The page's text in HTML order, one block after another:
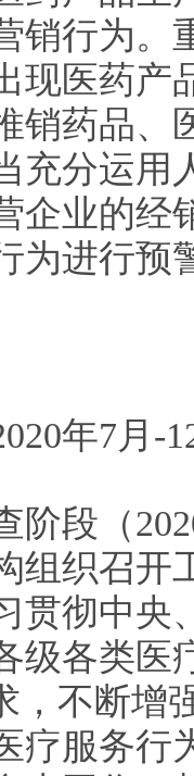
销行为。
现医药产
销药品、
充分运用
企业的经
为进行预
年7月-
阶段（
组织召开
贯彻中央
级各类医
，不断增
疗服务行